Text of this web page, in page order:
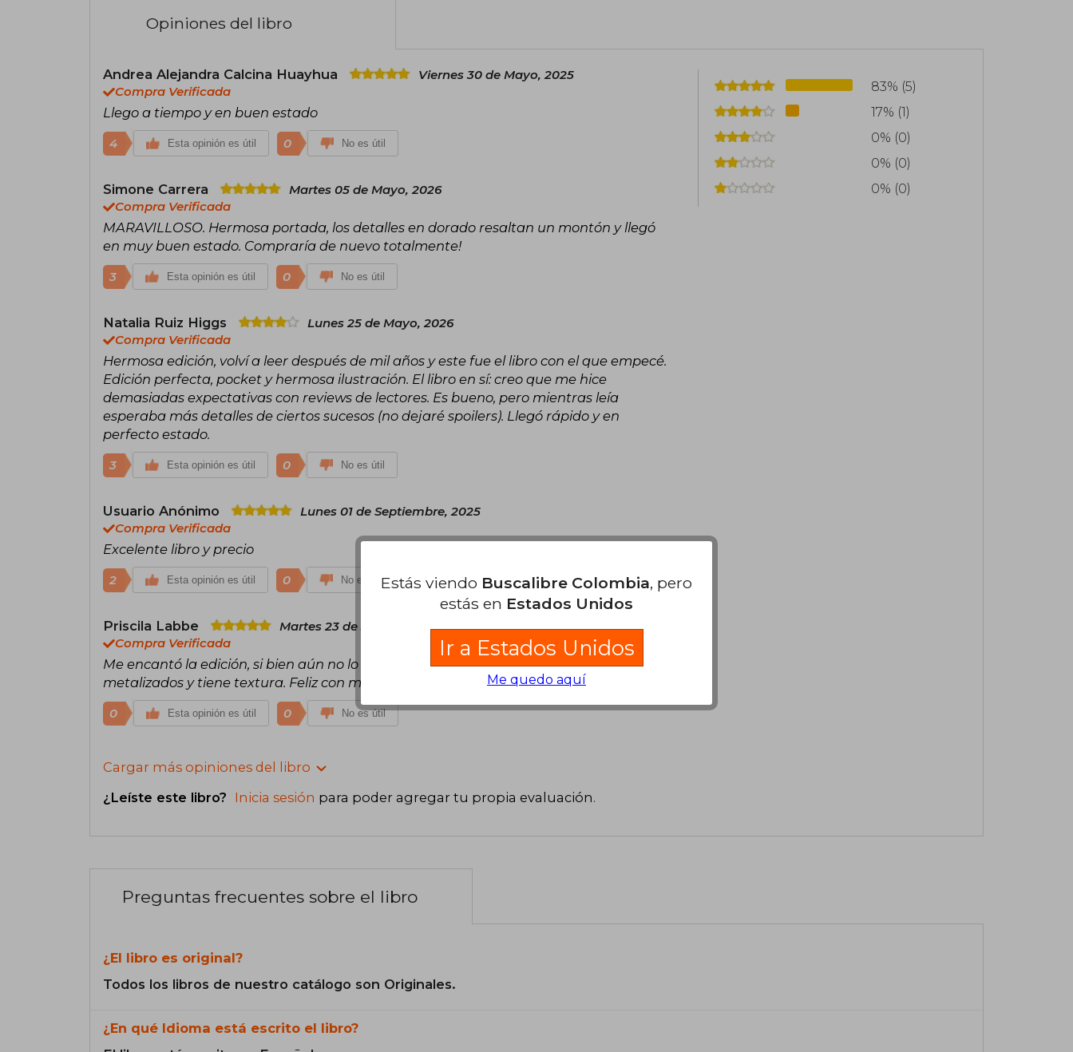
Opiniones del libro
Andrea Alejandra Calcina Huayhua
Viernes 30 de Mayo, 2025
Compra Verificada
Llego a tiempo y en buen estado
4 Esta opinión es útil 0 No es útil
Simone Carrera
Martes 05 de Mayo, 2026
Compra Verificada
MARAVILLOSO. Hermosa portada, los detalles en dorado resaltan un montón y llegó
en muy buen estado. Compraría de nuevo totalmente!
3 Esta opinión es útil 0 No es útil
Natalia Ruiz Higgs
Lunes 25 de Mayo, 2026
Compra Verificada
Hermosa edición, volví a leer después de mil años y este fue el libro con el que empecé.
Edición perfecta, pocket y hermosa ilustración. El libro en sí: creo que me hice
demasiadas expectativas con reviews de lectores. Es bueno, pero mientras leía
esperaba más detalles de ciertos sucesos (no dejaré spoilers). Llegó rápido y en
perfecto estado.
3 Esta opinión es útil 0 No es útil
Usuario Anónimo
Lunes 01 de Septiembre, 2025
Compra Verificada
Excelente libro y precio
2 Esta opinión es útil 0 No es útil
Priscila Labbe
Martes 23 de Junio, 2026
Compra Verificada
Me encantó la edición, si bien aún no lo leo, estéticamente es precioso, los colores son
metalizados y tiene textura. Feliz con mi compra.
0 Esta opinión es útil 0 No es útil
Cargar más opiniones del libro
¿Leíste este libro? Inicia sesión para poder agregar tu propia evaluación.
83% (5)
17% (1)
0% (0)
0% (0)
0% (0)
Preguntas frecuentes sobre el libro
¿El libro es original?
Todos los libros de nuestro catálogo son Originales.
¿En qué Idioma está escrito el libro?
Estás viendo Buscalibre Colombia, pero
estás en Estados Unidos
Ir a Estados Unidos
Me quedo aquí